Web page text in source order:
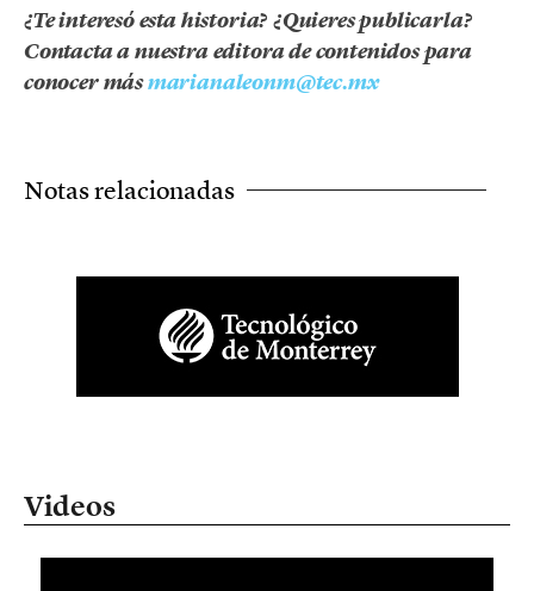
¿Te interesó esta historia? ¿Quieres publicarla?
Contacta a nuestra editora de contenidos para
conocer másmarianaleonm@tec.mx
Notas relacionadas
Videos